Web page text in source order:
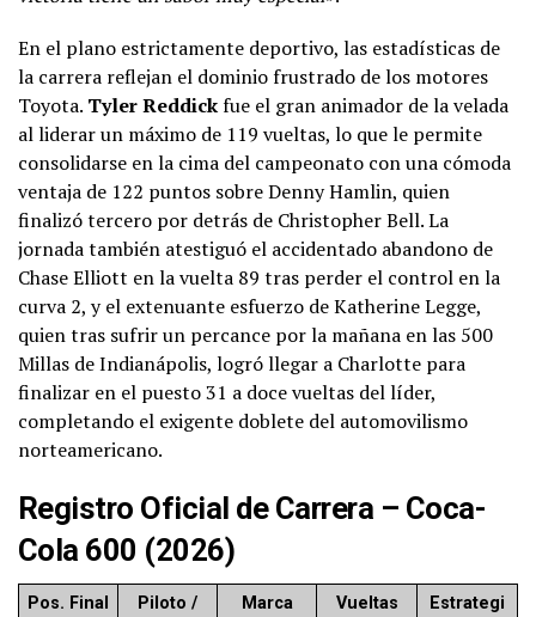
En el plano estrictamente deportivo, las estadísticas de
la carrera reflejan el dominio frustrado de los motores
Toyota. Tyler Reddickfue el gran animador de la velada
al liderar un máximo de 119 vueltas, lo que le permite
consolidarse en la cima del campeonato con una cómoda
ventaja de 122 puntos sobre Denny Hamlin, quien
finalizó tercero por detrás de Christopher Bell. La
jornada también atestiguó el accidentado abandono de
Chase Elliott en la vuelta 89 tras perder el control en la
curva 2, y el extenuante esfuerzo de Katherine Legge,
quien tras sufrir un percance por la mañana en las 500
Millas de Indianápolis, logró llegar a Charlotte para
finalizar en el puesto 31 a doce vueltas del líder,
completando el exigente doblete del automovilismo
norteamericano.
Registro Oficial de Carrera – Coca-
Cola 600 (2026)
Pos. Final
Piloto /
Marca
Vueltas
Estrategi